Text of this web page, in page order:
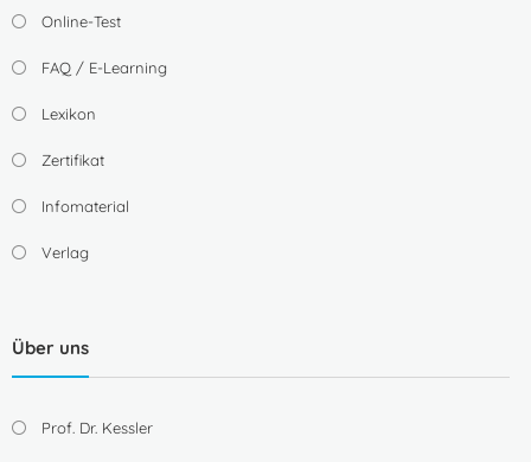
Online-Test
FAQ / E-Learning
Lexikon
Zertifikat
Infomaterial
Verlag
Über uns
Prof. Dr. Kessler